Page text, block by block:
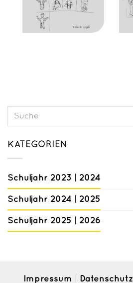
KATEGORIEN
Schuljahr 2023 | 2024
Schuljahr 2024 | 2025
Schuljahr 2025 | 2026
Impressum Datenschutz